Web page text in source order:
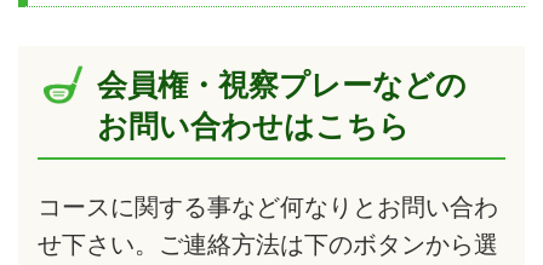
会員権・視察プレーなどの
お問い合わせはこちら
コースに関する事など何なりとお問い合わ
せ下さい。ご連絡方法は下のボタンから選